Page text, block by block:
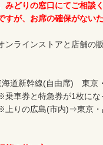
みどりの窓口にてご相談
すが、お席の確保がない
ンラインストアと店舗の
海道新幹線(自由席)　東
車券と特急券が1枚にな
りの広島(市内)⇒東京・